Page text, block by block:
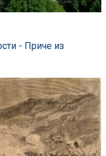
- Приче из